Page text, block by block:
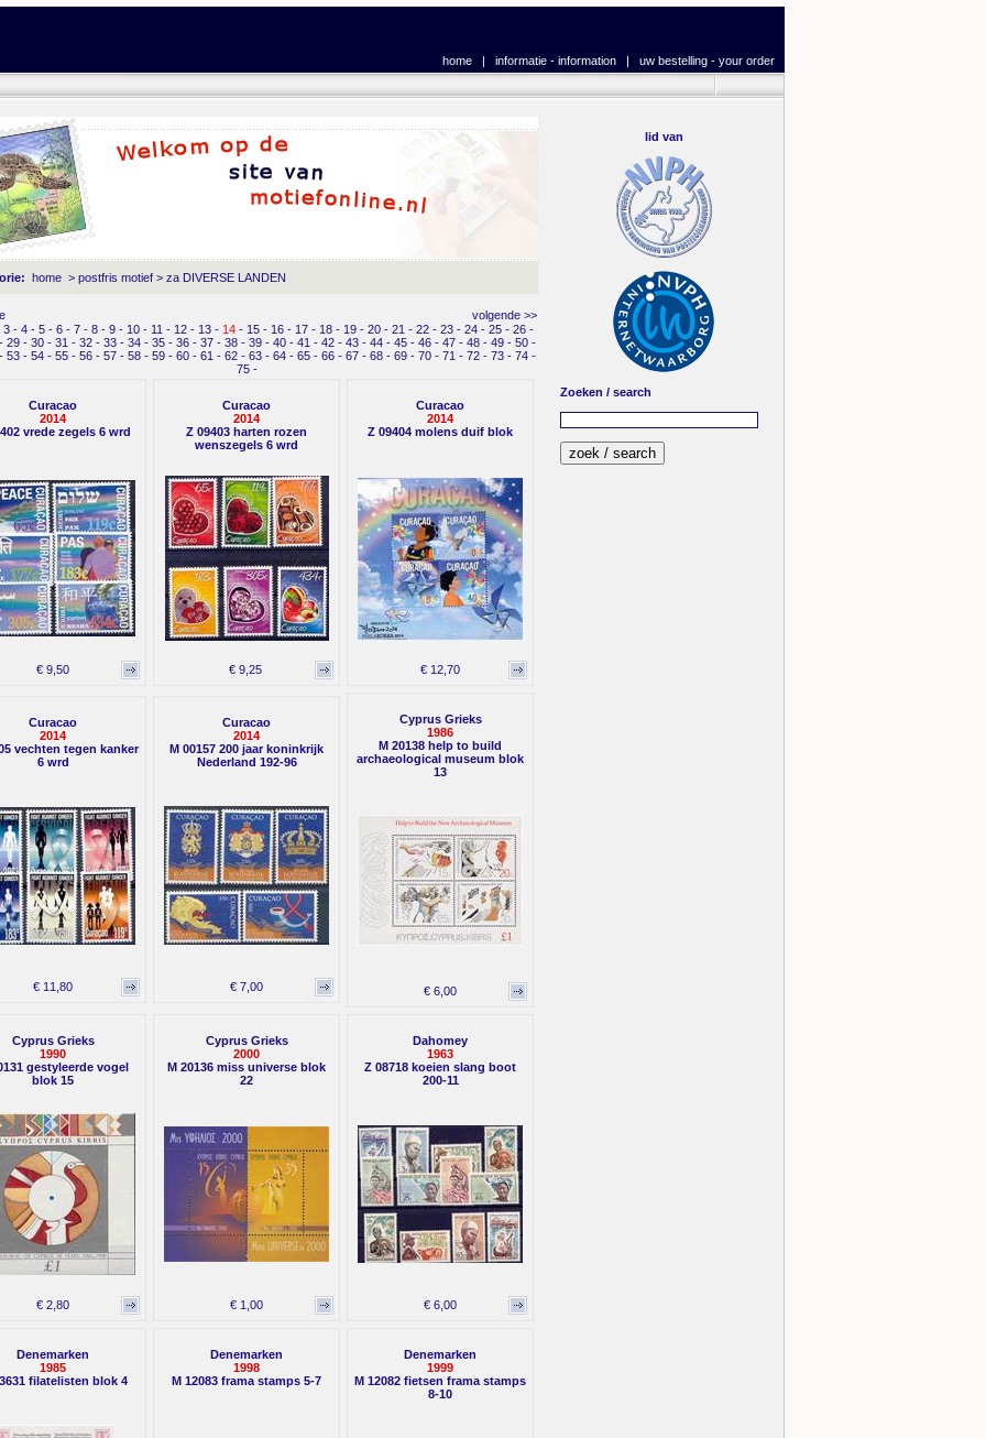
home | informatie - information | uw bestelling - your order
home > postfris motief > za DIVERSE LANDEN
volgende >>
3- 4- 5- 6- 7- 8- 9- 10- 11 - 12- 13- 14- 15- 16- 17- 18- 19- 20- 21 - 22- 23- 24- 25- 26-
29- 30- 31 - 32- 33- 34- 35- 36- 37- 38- 39- 40- 41 - 42- 43- 44- 45- 46- 47- 48- 49- 50-
53- 54- 55- 56- 57- 58- 59- 60- 61 - 62- 63- 64- 65- 66- 67- 68- 69- 70- 71 - 72- 73- 74-
75-
Curacao
2014
vrede zegels 6 wrd
€ 9,50
Curacao
2014
Z 09403 harten rozen
wenszegels 6 wrd
€ 9,25
Curacao
2014
Z 09404 molens duif blok
€ 12,70
Curacao
2014
vechten tegen kanker
6 wrd
€ 11,80
Curacao
2014
M 00157 200 jaar koninkrijk
Nederland 192-96
€ 7,00
Cyprus Grieks
1986
M 20138 help to build
archaeological museum blok
13
€ 6,00
Cyprus Grieks
1990
gestyleerde vogel
blok 15
€ 2,80
Cyprus Grieks
2000
M 20136 miss universe blok
22
€ 1,00
Dahomey
1963
Z 08718 koeien slang boot
200-11
€ 6,00
Denemarken
1985
filatelisten blok 4
Denemarken
1998
M 12083 frama stamps 5-7
Denemarken
1999
M 12082 fietsen frama stamps
8-10
lid van
Zoeken / search